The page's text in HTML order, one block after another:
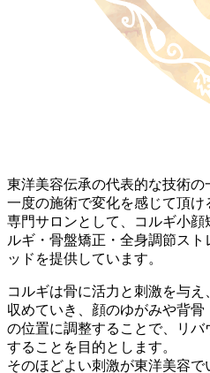
東洋美容伝承の代表的な技術の
一度の施術で変化を感じて頂
専門サロンとして、コルギ小
ルギ・骨盤矯正・全身調節ス
ッドを提供しています。
コルギは骨に活力と刺激を与
収めていき、顔のゆがみや背
の位置に調整することで、リ
することを目的とします。
そのほどよい刺激が東洋美容